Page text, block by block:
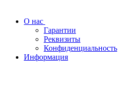
О нас
Гарантии
Реквизиты
Конфиденциальность
Информация